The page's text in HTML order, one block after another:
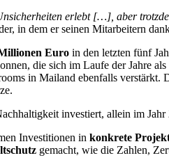
erlebt […], aber
in dem er seinen Mitarbeitern
Euro in den letzten fünf
die sich im Laufe der Jahre
in Mailand ebenfalls
investiert, allein im
Investitionen in konkrete
gemacht, wie die Zahlen,